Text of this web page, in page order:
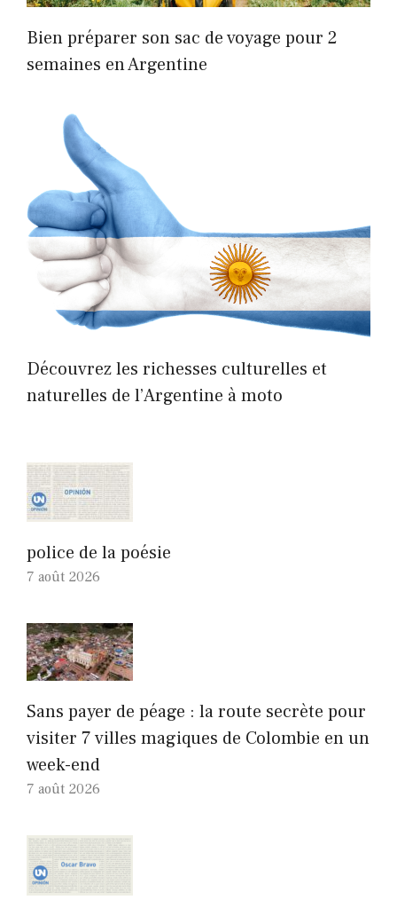
Bien préparer son sac de voyage pour 2
semaines en Argentine
Découvrez les richesses culturelles et
naturelles de l’Argentine à moto
police de la poésie
7 août 2026
Sans payer de péage : la route secrète pour
visiter 7 villes magiques de Colombie en un
week-end
7 août 2026